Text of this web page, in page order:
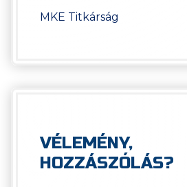
MKE Titkárság
VÉLEMÉNY,
HOZZÁSZÓLÁS?